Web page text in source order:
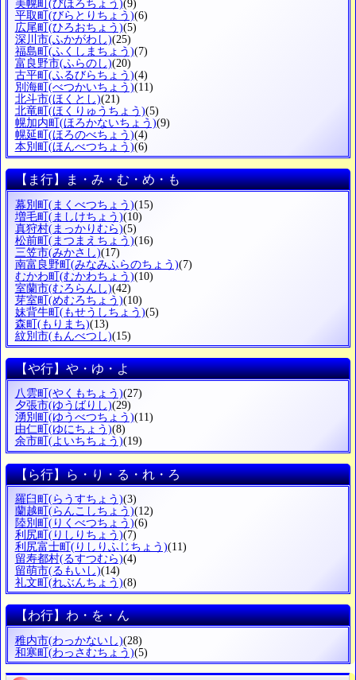
美幌町 (びほろちょう)(9)
平取町 (びらとりちょう)(6)
広尾町 (ひろおちょう)(5)
深川市(ふかがわし)(25)
福島町 (ふくしまちょう)(7)
富良野市(ふらのし)(20)
古平町 (ふるびらちょう)(4)
別海町 (べつかいちょう)(11)
北斗市(ほくとし)(21)
北竜町 (ほくりゅうちょう)(5)
幌加内町 (ほろかないちょう)(9)
幌延町 (ほろのべちょう)(4)
本別町 (ほんべつちょう)(6)
【ま行】ま・み・む・め・も
幕別町(まくべつちょう)(15)
増毛町(ましけちょう)(10)
真狩村(まっかりむら)(5)
松前町(まつまえちょう)(16)
三笠市(みかさし)(17)
南富良野町(みなみふらのちょう)(7)
むかわ町(むかわちょう)(10)
室蘭市(むろらんし)(42)
芽室町(めむろちょう)(10)
妹背牛町(もせうしちょう)(5)
森町(もりまち)(13)
紋別市(もんべつし)(15)
【や行】や・ゆ・よ
八雲町 (やくもちょう)(27)
夕張市(ゆうばりし)(29)
湧別町 (ゆうべつちょう)(11)
由仁町 (ゆにちょう)(8)
余市町 (よいちちょう)(19)
【ら行】ら・り・る・れ・ろ
羅臼町 (らうすちょう)(3)
蘭越町 (らんこしちょう)(12)
陸別町 (りくべつちょう)(6)
利尻町 (りしりちょう)(7)
利尻富士町 (りしりふじちょう)(11)
留寿都村(るすつむら)(4)
留萌市(るもいし)(14)
礼文町 (れぶんちょう)(8)
【わ行】わ・を・ん
稚内市(わっかないし)(28)
和寒町 (わっさむちょう)(5)